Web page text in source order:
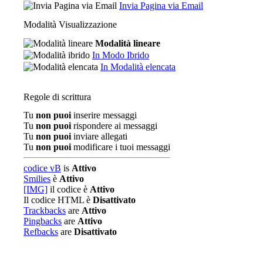
Invia Pagina via Email
Modalità Visualizzazione
Modalità lineare
In Modo Ibrido
In Modalità elencata
Regole di scrittura
Tu non puoi inserire messaggi
Tu non puoi rispondere ai messaggi
Tu non puoi inviare allegati
Tu non puoi modificare i tuoi messaggi
codice vB is Attivo
Smilies è Attivo
[IMG] il codice è Attivo
Il codice HTML è Disattivato
Trackbacks are Attivo
Pingbacks are Attivo
Refbacks are Disattivato